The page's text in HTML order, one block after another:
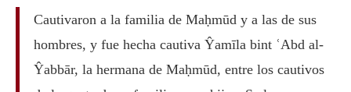
Cautivaron a la familia de Maḥmūd y a las de sus
hombres, y fue hecha cautiva Ŷamīla bint ʿAbd al-
Ŷabbār, la hermana de Maḥmūd, entre los cautivos